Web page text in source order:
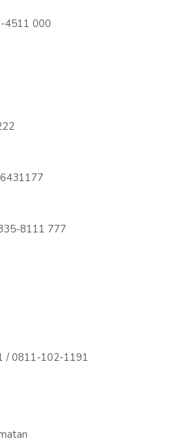
4511 000
8111 777
/ 0811-102-1191